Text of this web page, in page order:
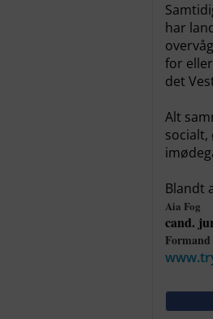
har
for
det
Alt
Blandt
Aia Fog
cand.